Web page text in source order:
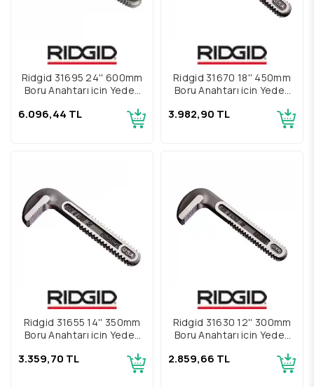
Ridgid 31695 24'' 600mm
Boru Anahtarı için Yedek
6.096,44 TL
Ridgid 31670 18'' 450mm
Boru Anahtarı için Yedek
3.982,90 TL
Ridgid 31655 14'' 350mm
Boru Anahtarı için Yedek
3.359,70 TL
Ridgid 31630 12'' 300mm
Boru Anahtarı için Yedek
2.859,66 TL